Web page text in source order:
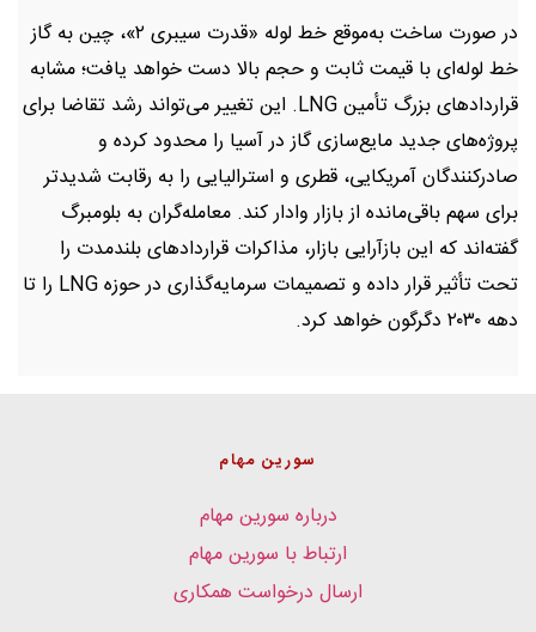
در صورت ساخت به‌موقع خط لوله «قدرت سیبری ۲»، چین به گاز
خط لوله‌ای با قیمت ثابت و حجم بالا دست خواهد یافت؛ مشابه
قراردادهای بزرگ تأمین LNG. این تغییر می‌تواند رشد تقاضا برای
پروژه‌های جدید مایع‌سازی گاز در آسیا را محدود کرده و
صادرکنندگان آمریکایی، قطری و استرالیایی را به رقابت شدیدتر
برای سهم باقی‌مانده از بازار وادار کند. معامله‌گران به بلومبرگ
گفته‌اند که این بازآرایی بازار، مذاکرات قراردادهای بلندمدت را
تحت تأثیر قرار داده و تصمیمات سرمایه‌گذاری در حوزه LNG را تا
دهه ۲۰۳۰ دگرگون خواهد کرد.
سورین مهام
درباره سورین مهام
ارتباط با سورین مهام
ارسال درخواست همکاری